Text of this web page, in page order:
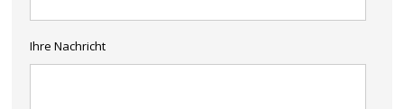
Ihre Nachricht